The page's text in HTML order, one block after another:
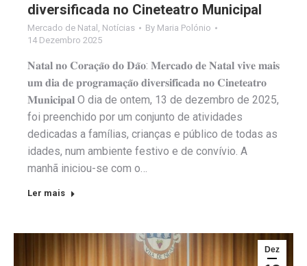
diversificada no Cineteatro Municipal
Mercado de Natal , Notícias By Maria Polónio
14 Dezembro 2025
𝐍𝐚𝐭𝐚𝐥 𝐧𝐨 𝐂𝐨𝐫𝐚𝐜̧𝐚̃𝐨 𝐝𝐨 𝐃𝐚̃𝐨: 𝐌𝐞𝐫𝐜𝐚𝐝𝐨 𝐝𝐞 𝐍𝐚𝐭𝐚𝐥 𝐯𝐢𝐯𝐞 𝐦𝐚𝐢𝐬
𝐮𝐦 𝐝𝐢𝐚 𝐝𝐞 𝐩𝐫𝐨𝐠𝐫𝐚𝐦𝐚𝐜̧𝐚̃𝐨 𝐝𝐢𝐯𝐞𝐫𝐬𝐢𝐟𝐢𝐜𝐚𝐝𝐚 𝐧𝐨 𝐂𝐢𝐧𝐞𝐭𝐞𝐚𝐭𝐫𝐨
𝐌𝐮𝐧𝐢𝐜𝐢𝐩𝐚𝐥 O dia de ontem, 13 de dezembro de 2025,
foi preenchido por um conjunto de atividades
dedicadas a famílias, crianças e público de todas as
idades, num ambiente festivo e de convívio. A
manhã iniciou-se com o…
Ler mais
Dez